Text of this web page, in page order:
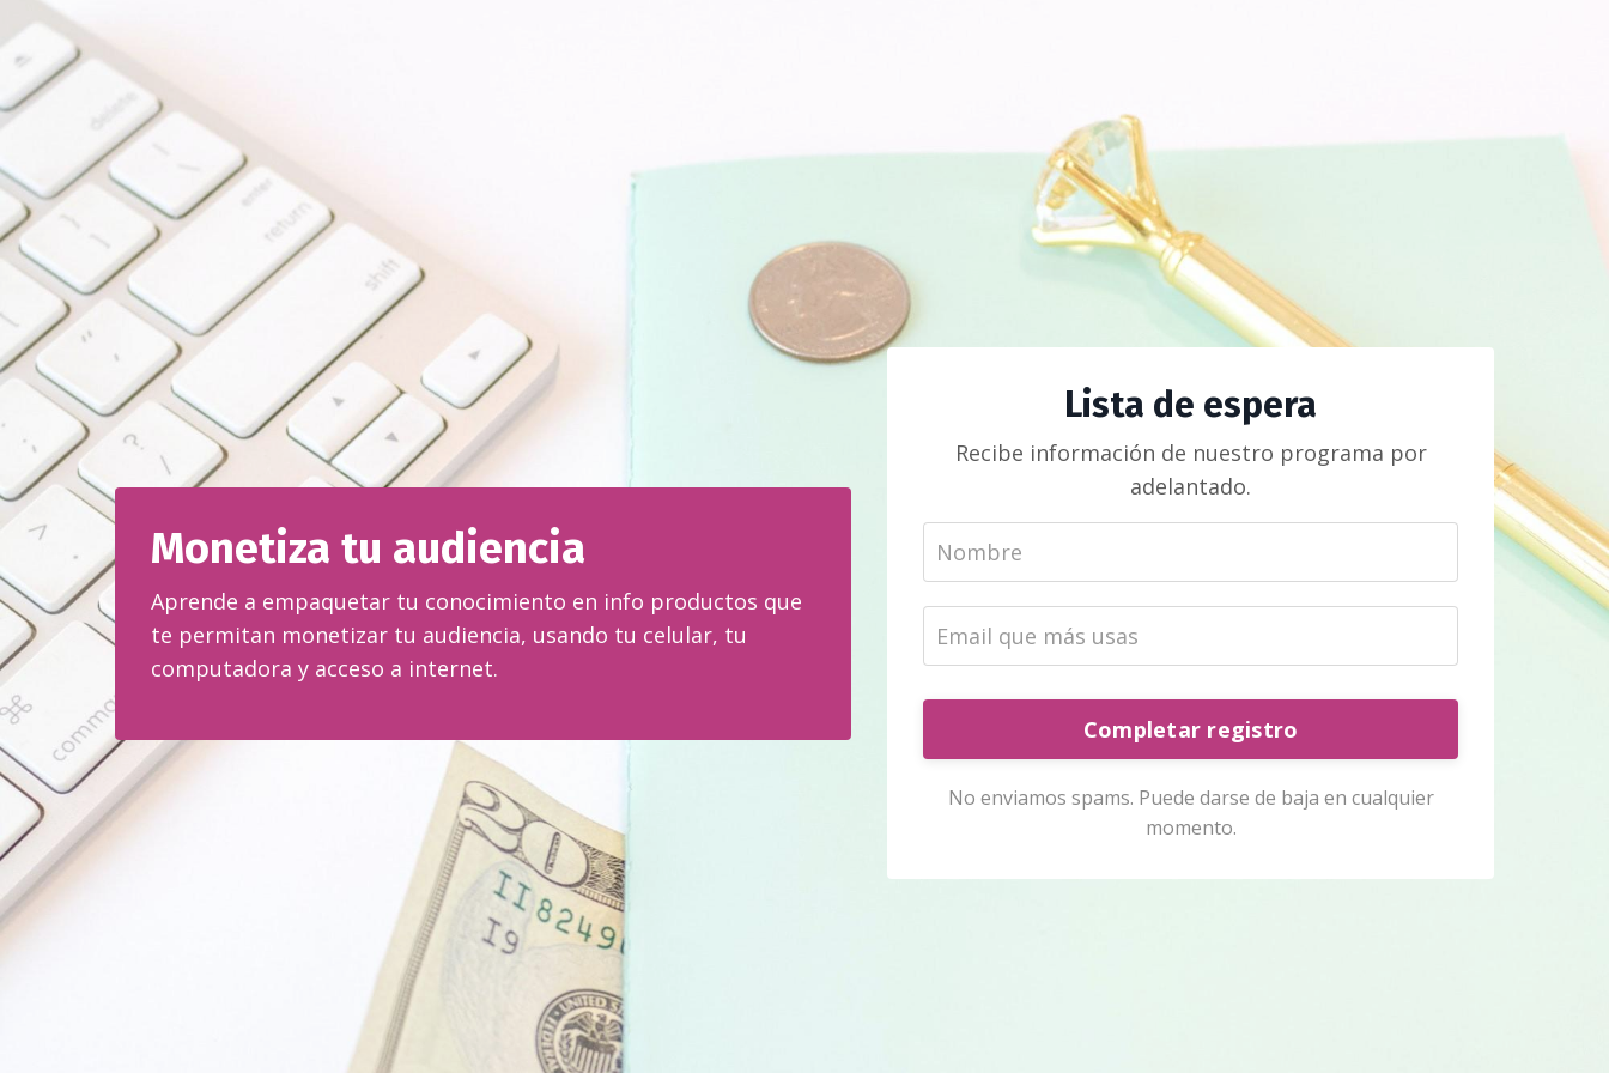
Monetiza tu audiencia
Aprende a empaquetar tu conocimiento en info productos que
te permitan monetizar tu audiencia, usando tu celular, tu
computadora y acceso a internet.
Lista de espera
Recibe información de nuestro programa por
adelantado.
Completar registro
No enviamos spams. Puede darse de baja en cualquier
momento.